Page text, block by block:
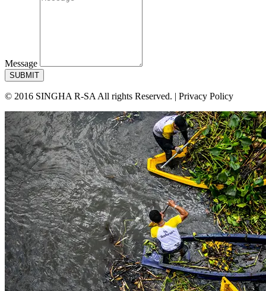
Message
SUBMIT
© 2016 SINGHA R-SA All rights Reserved. | Privacy Policy